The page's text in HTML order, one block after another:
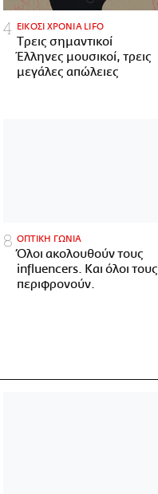
ΕΙΚΟΣΙ ΧΡΟΝΙΑ LIFO
Tρεις σημαντικοί
Έλληνες μουσικοί, τρεις
μεγάλες απώλειες
ΟΠΤΙΚΗ ΓΩΝΙΑ
Όλοι ακολουθούν τους
influencers. Και όλοι τους
περιφρονούν.